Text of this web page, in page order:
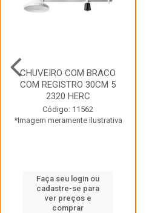
CHUVEIRO COM BRACO
COM REGISTRO 30CM 5
2320 HERC
Código: 11562
*Imagem meramente ilustrativa
Faça seu login ou
cadastre-se para
ver preços e
comprar